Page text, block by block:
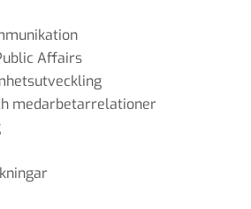
Affairs
medarbetarrelationer